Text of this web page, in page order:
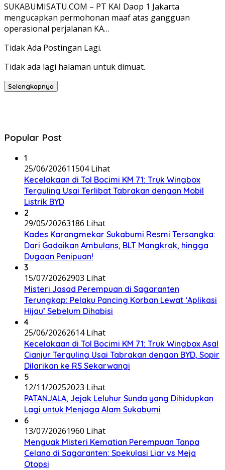
SUKABUMISATU.COM – PT KAI Daop 1 Jakarta
mengucapkan permohonan maaf atas gangguan
operasional perjalanan KA…
Tidak Ada Postingan Lagi.
Tidak ada lagi halaman untuk dimuat.
Selengkapnya
Popular Post
1
25/06/202611504 Lihat
Kecelakaan di Tol Bocimi KM 71: Truk Wingbox
Terguling Usai Terlibat Tabrakan dengan Mobil
Listrik BYD
2
29/05/20263186 Lihat
Kades Karangmekar Sukabumi Resmi Tersangka:
Dari Gadaikan Ambulans, BLT Mangkrak, hingga
Dugaan Penipuan!
3
15/07/20262903 Lihat
Misteri Jasad Perempuan di Sagaranten
Terungkap: Pelaku Pancing Korban Lewat ‘Aplikasi
Hijau’ Sebelum Dihabisi
4
25/06/20262614 Lihat
Kecelakaan di Tol Bocimi KM 71: Truk Wingbox Asal
Cianjur Terguling Usai Tabrakan dengan BYD, Sopir
Dilarikan ke RS Sekarwangi
5
12/11/20252023 Lihat
PATANJALA, Jejak Leluhur Sunda yang Dihidupkan
Lagi untuk Menjaga Alam Sukabumi
6
13/07/20261960 Lihat
Menguak Misteri Kematian Perempuan Tanpa
Celana di Sagaranten: Spekulasi Liar vs Meja
Otopsi